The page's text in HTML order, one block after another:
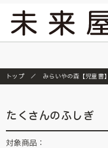
トップ みらいやの森【児童書】
たくさんのふしぎ
対象商品：